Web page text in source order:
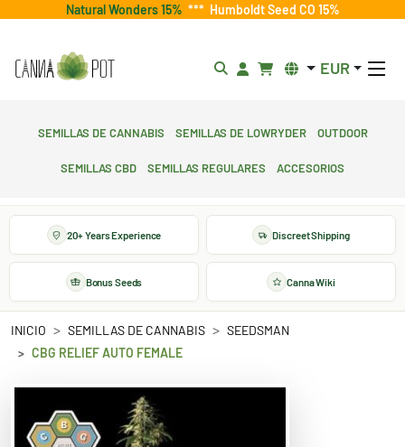
Natural Wonders 15% *** Humboldt Seed CO 15%
EUR
Semillas de cannabis Semillas de lowryder Outdoor
Semillas CBD Semillas regulares Accesorios
20+ Years Experience Discreet Shipping
Bonus Seeds Canna Wiki
INICIO SEMILLAS DE CANNABIS
SEEDSMAN
CBG RELIEF AUTO FEMALE